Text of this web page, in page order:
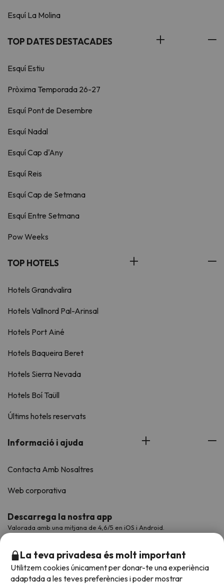
Esquí La Molina
TOP DATES DESTACADES
Esquí Estiu
Pròxima Temporada 26-27
Esquí Pont de Desembre
Esquí Nadal
Esquí Cap d'Any
Esquí Reis
Esquí Cap de Setmana
Esquí Entre Setmana
Pow Weeks
TOP HOTELS
Hotels Grandvalira
Hotels Vallnord Pal-Arinsal
Hotels Port Ainé
Hotels Baqueira Beret
Hotels Sierra Nevada
Hotels Boí Taüll
Últims hotels reservats
Informació i ajuda
Contacta Amb Nosaltres
Web corporativa
Descarrega la nostra app
Valorada amb una mitjana de 4,6/5 en iOS i Android.
La teva privadesa és molt important
Utilitzem cookies únicament per donar-te una experiència
adaptada a les teves preferències i poder mostrar